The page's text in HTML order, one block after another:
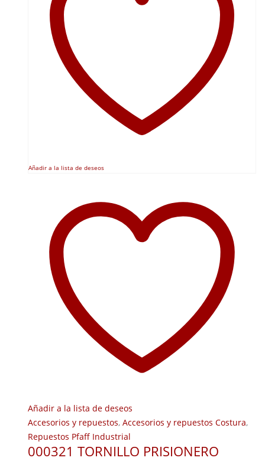
Añadir a la lista de deseos
Añadir a la lista de deseos
Accesorios y repuestos, Accesorios y repuestos Costura,
Repuestos Pfaff Industrial
000321 TORNILLO PRISIONERO